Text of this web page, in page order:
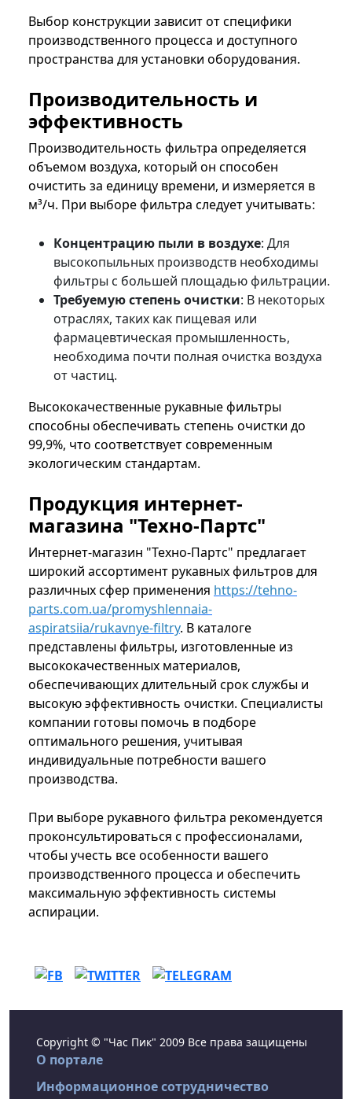
Выбор конструкции зависит от специфики
производственного процесса и доступного
пространства для установки оборудования.
Производительность и
эффективность
Производительность фильтра определяется
объемом воздуха, который он способен
очистить за единицу времени, и измеряется в
м³/ч. При выборе фильтра следует учитывать:
Концентрацию пыли в воздухе: Для
высокопыльных производств необходимы
фильтры с большей площадью фильтрации.
Требуемую степень очистки: В некоторых
отраслях, таких как пищевая или
фармацевтическая промышленность,
необходима почти полная очистка воздуха
от частиц.
Высококачественные рукавные фильтры
способны обеспечивать степень очистки до
99,9%, что соответствует современным
экологическим стандартам.
Продукция интернет-
магазина "Техно-Партс"
Интернет-магазин "Техно-Партс" предлагает
широкий ассортимент рукавных фильтров для
различных сфер применения https://tehno-
parts.com.ua/promyshlennaia-
aspiratsiia/rukavnye-filtry. В каталоге
представлены фильтры, изготовленные из
высококачественных материалов,
обеспечивающих длительный срок службы и
высокую эффективность очистки. Специалисты
компании готовы помочь в подборе
оптимального решения, учитывая
индивидуальные потребности вашего
производства.
При выборе рукавного фильтра рекомендуется
проконсультироваться с профессионалами,
чтобы учесть все особенности вашего
производственного процесса и обеспечить
максимальную эффективность системы
аспирации.
Copyright © "Час Пик" 2009 Все права защищены
О портале
Информационное сотрудничество